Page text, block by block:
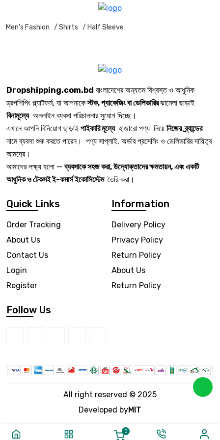
Men's Fashion / Shirts / Half Sleeve
Dropshipping.com.bd বাংলাদেশের অন্যতম বিশ্বস্ত ও আধুনিক
ড্রপশিপিং প্ল্যাটফর্ম, যা আপনাকেস্টক, প্যাকেজিং বা ডেলিভারিরঝামেলা ছাড়াই
বিনামূল্যেঅনলাইন ব্যবসা পরিচালনার সুযোগ দিচ্ছে।
এখানে আপনি বিনিয়োগ ছাড়াই পাইকারি মূল্যেহাজারো পণ্য নিয়ে নিজের ব্র্যান্ডের
নামে ব্যবসা শুরু করতে পারেন। পণ্য সাপ্লাই, অর্ডার প্রসেসিং ও ডেলিভারির দায়িত্ব
আমদের।
আমাদের লক্ষ্য হলো —ব্যবসাকে সহজ করা, উদ্যোক্তাদের ক্ষমতায়ন, এবং একটি
আধুনিক ও টেকসই ই-কমার্স ইকোসিস্টেম তৈরি করা।
Quick Links
Order Tracking
About Us
Contact Us
Login
Register
Information
Delivery Policy
Privacy Policy
Return Policy
About Us
Return Policy
Follow Us
All right reserved © 2025
Developed byMIT
0